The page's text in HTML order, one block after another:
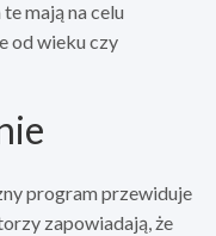
mają na celu
od wieku czy
program przewiduje
zapowiadają, że